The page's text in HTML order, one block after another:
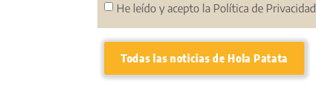
He leído y acepto la Política de Privacidad
Todas las noticias de Hola Patata